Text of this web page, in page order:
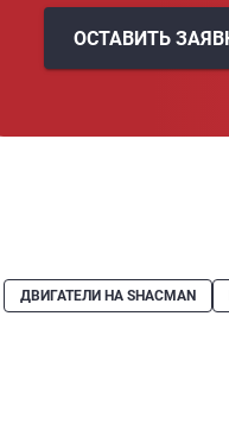
ОСТАВИТЬ
ДВИГАТЕЛИ НА SHACMAN